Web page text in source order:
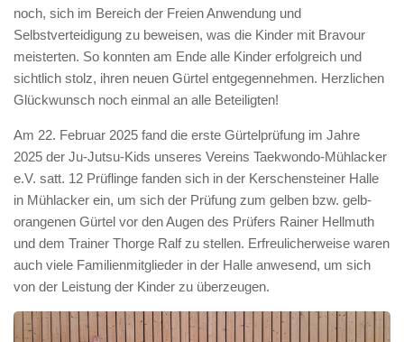
noch, sich im Bereich der Freien Anwendung und
Selbstverteidigung zu beweisen, was die Kinder mit Bravour
meisterten. So konnten am Ende alle Kinder erfolgreich und
sichtlich stolz, ihren neuen Gürtel entgegennehmen. Herzlichen
Glückwunsch noch einmal an alle Beteiligten!
Am 22. Februar 2025 fand die erste Gürtelprüfung im Jahre
2025 der Ju-Jutsu-Kids unseres Vereins Taekwondo-Mühlacker
e.V. satt. 12 Prüflinge fanden sich in der Kerschensteiner Halle
in Mühlacker ein, um sich der Prüfung zum gelben bzw. gelb-
orangenen Gürtel vor den Augen des Prüfers Rainer Hellmuth
und dem Trainer Thorge Ralf zu stellen. Erfreulicherweise waren
auch viele Familienmitglieder in der Halle anwesend, um sich
von der Leistung der Kinder zu überzeugen.